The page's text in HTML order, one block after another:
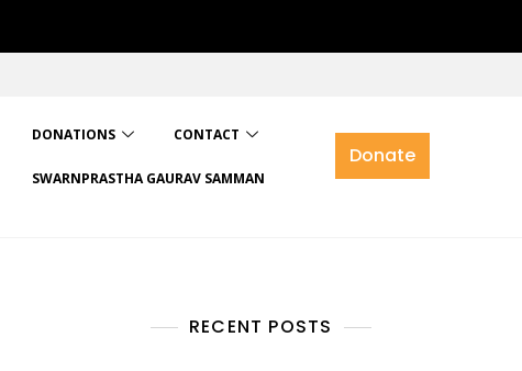
DONATIONS CONTACT
SWARNPRASTHA GAURAV SAMMAN
Donate
RECENT POSTS